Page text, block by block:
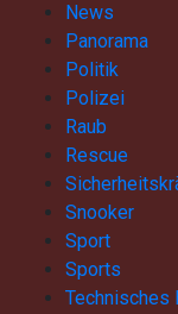
News
Panorama
Politik
Polizei
Raub
Rescue
Snooker
Sport
Sports
Technisches